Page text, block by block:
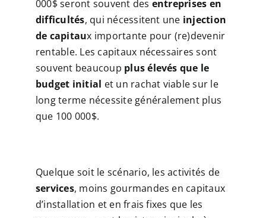
000$ seront souvent des entreprises en
difficultés, qui nécessitent une injection
de capitaux importante pour (re)devenir
rentable. Les capitaux nécessaires sont
souvent beaucoup plus élevés que le
budget initial et un rachat viable sur le
long terme nécessite généralement plus
que 100 000$.
Quelque soit le scénario, les activités de
services, moins gourmandes en capitaux
d’installation et en frais fixes que les